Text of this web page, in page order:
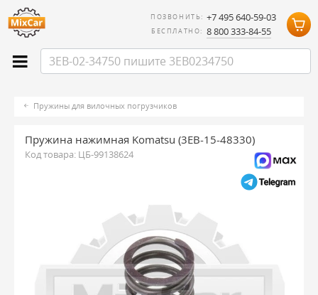
ПОЗВОНИТЬ: +7 495 640-59-03
БЕСПЛАТНО: 8 800 333-84-55
Пружины для вилочных погрузчиков
Пружина нажимная Komatsu (3EB-15-48330)
Код товара: ЦБ-99138624